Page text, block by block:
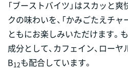
「ブーストバイツ」はスカッと
クの味わいを、「かみごたえチャ
ともにお楽しみいただけます。
成分として、カフェイン、ローヤ
B12も配合しています。